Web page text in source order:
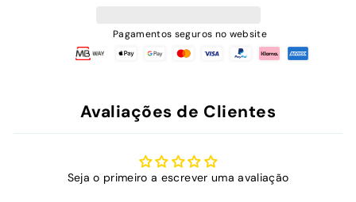
Pagamentos seguros no website
Avaliações de Clientes
Seja o primeiro a escrever uma avaliação